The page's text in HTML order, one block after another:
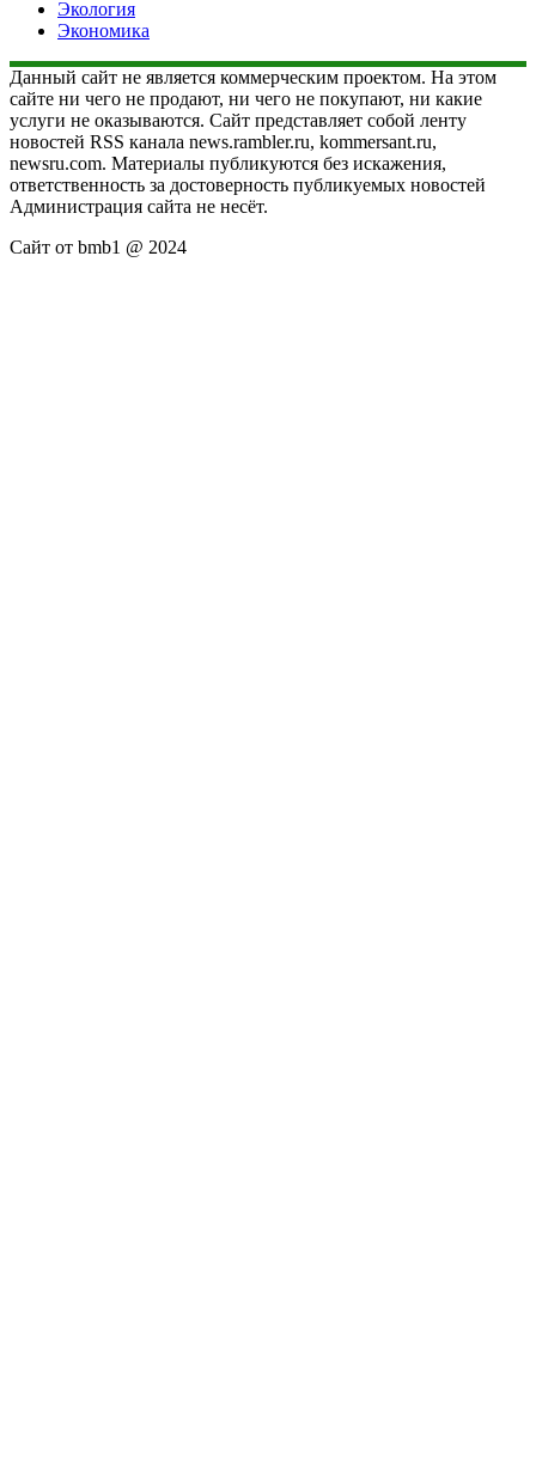
Экология
Экономика
Данный сайт не является коммерческим проектом. На этом
сайте ни чего не продают, ни чего не покупают, ни какие
услуги не оказываются. Сайт представляет собой ленту
новостей RSS канала news.rambler.ru, kommersant.ru,
newsru.com. Материалы публикуются без искажения,
ответственность за достоверность публикуемых новостей
Администрация сайта не несёт.
Сайт от bmb1 @ 2024